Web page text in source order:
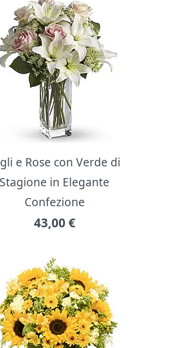
e Rose con Verde di
Stagione in Elegante
Confezione
43,00 €